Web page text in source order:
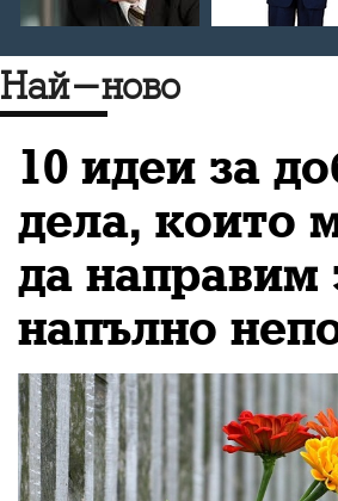
социалните
пропагандата в
и бъдещето на
и
цяло
Най-ново
10 идеи за
дела, които
да направим
напълно